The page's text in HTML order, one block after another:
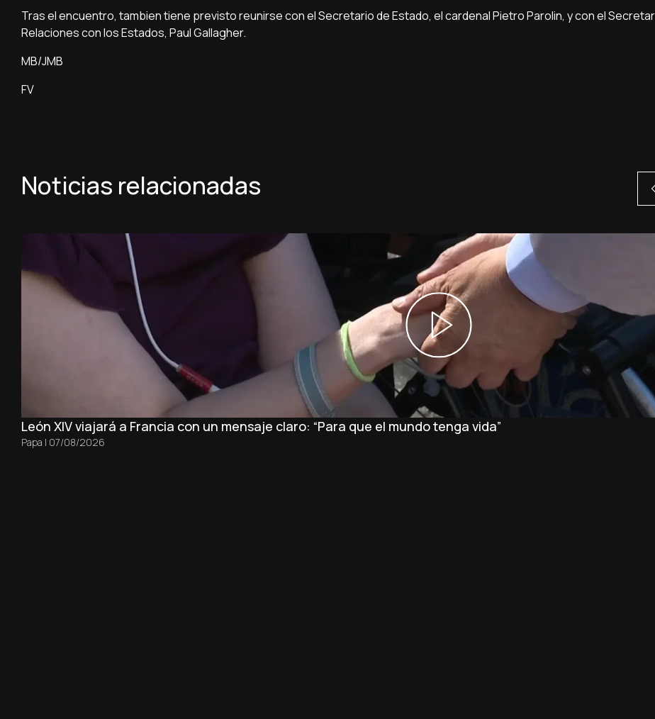
Tras el encuentro, tambien tiene previsto reunirse con el Secretario de Estado, el cardenal Pietro Parolin, y con el
Relaciones con los Estados, Paul Gallagher.
MB/JMB
FV
Noticias relacionadas
León XIV viajará a Francia con un mensaje claro: “Para que el mundo tenga vida”
Papa | 07/08/2026